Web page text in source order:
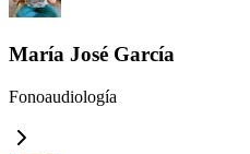
María José García
Fonoaudiología